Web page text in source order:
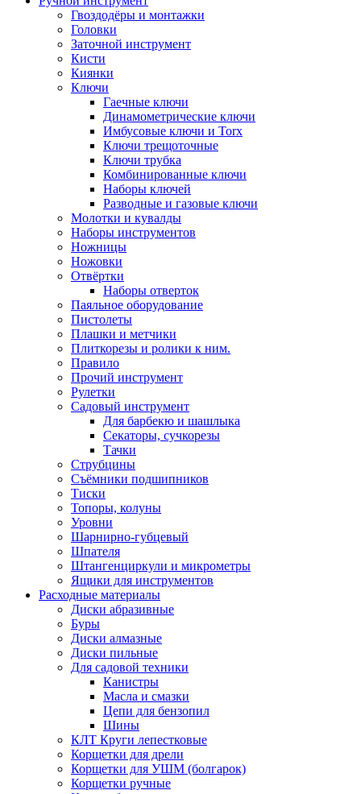
Гвоздодёры и монтажки
Головки
Заточной инструмент
Кисти
Киянки
Ключи
Гаечные ключи
Динамометрические ключи
Имбусовые ключи и Torx
Ключи трещоточные
Ключи трубка
Комбинированные ключи
Наборы ключей
Разводные и газовые ключи
Молотки и кувалды
Наборы инструментов
Ножницы
Ножовки
Отвёртки
Наборы отверток
Паяльное оборудование
Пистолеты
Плашки и метчики
Плиткорезы и ролики к ним.
Правило
Прочий инструмент
Рулетки
Садовый инструмент
Для барбекю и шашлыка
Секаторы, сучкорезы
Тачки
Струбцины
Съёмники подшипников
Тиски
Топоры, колуны
Уровни
Шарнирно-губцевый
Шпателя
Штангенциркули и микрометры
Ящики для инструментов
Расходные материалы
Диски абразивные
Буры
Диски алмазные
Диски пильные
Для садовой техники
Канистры
Масла и смазки
Цепи для бензопил
Шины
КЛТ Круги лепестковые
Корщетки для дрели
Корщетки для УШМ (болгарок)
Корщетки ручные